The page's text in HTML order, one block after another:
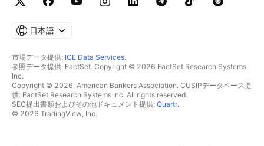
日本語
市場データ提供: ICE Data Services.
参照データ提供: FactSet. Copyright © 2026 FactSet Research Systems
Inc.
Copyright © 2026, American Bankers Association. CUSIPデータベース提
供: FactSet Research Systems Inc. All rights reserved.
SEC提出書類およびその他ドキュメント提供: Quartr.
© 2026 TradingView, Inc.